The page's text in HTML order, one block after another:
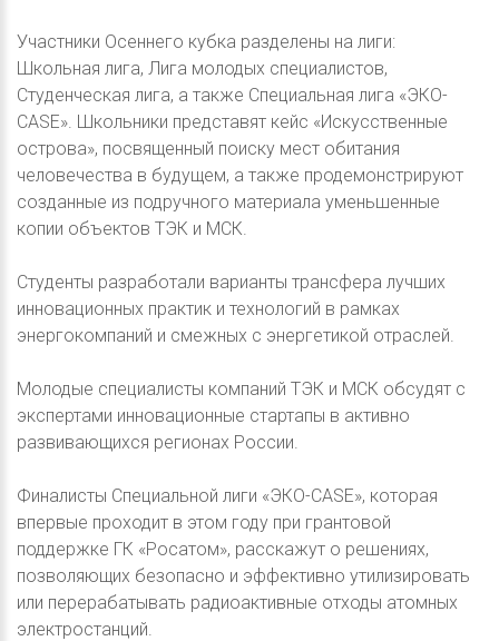
Участники Осеннего кубка разделены на лиги:
Школьная лига, Лига молодых специалистов,
Студенческая лига, а также Специальная лига «ЭКО-
CASE». Школьники представят кейс «Искусственные
острова», посвященный поиску мест обитания
человечества в будущем, а также продемонстрируют
созданные из подручного материала уменьшенные
копии объектов ТЭК и МСК.
Студенты разработали варианты трансфера лучших
инновационных практик и технологий в рамках
энергокомпаний и смежных с энергетикой отраслей.
Молодые специалисты компаний ТЭК и МСК обсудят с
экспертами инновационные стартапы в активно
развивающихся регионах России.
Финалисты Специальной лиги «ЭКО-CASE», которая
впервые проходит в этом году при грантовой
поддержке ГК «Росатом», расскажут о решениях,
позволяющих безопасно и эффективно утилизировать
или перерабатывать радиоактивные отходы атомных
электростанций.